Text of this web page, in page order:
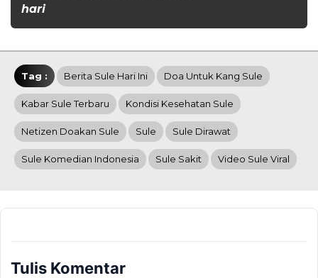
hari
Tag : Berita Sule Hari Ini Doa Untuk Kang Sule
Kabar Sule Terbaru Kondisi Kesehatan Sule
Netizen Doakan Sule Sule Sule Dirawat
Sule Komedian Indonesia Sule Sakit Video Sule Viral
Tulis Komentar